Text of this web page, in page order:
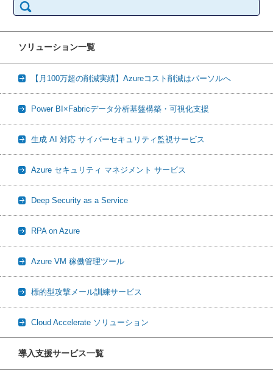
索:
ソリューション一覧
【月100万超の削減実績】Azureコスト削減はパーソルへ
Power BI×Fabricデータ分析基盤構築・可視化支援
生成 AI 対応 サイバーセキュリティ監視サービス
Azure セキュリティ マネジメント サービス
Deep Security as a Service
RPA on Azure
Azure VM 稼働管理ツール
標的型攻撃メール訓練サービス
Cloud Accelerate ソリューション
導入支援サービス一覧